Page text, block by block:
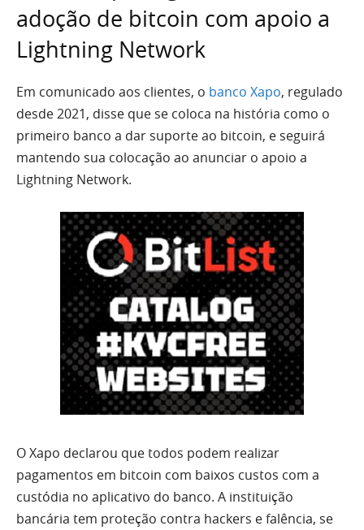
adoção de bitcoin com apoio a
Lightning Network
Em comunicado aos clientes, o banco Xapo, regulado
desde 2021, disse que se coloca na história como o
primeiro banco a dar suporte ao bitcoin, e seguirá
mantendo sua colocação ao anunciar o apoio a
Lightning Network.
O Xapo declarou que todos podem realizar
pagamentos em bitcoin com baixos custos com a
custódia no aplicativo do banco. A instituição
bancária tem proteção contra hackers e falência, se